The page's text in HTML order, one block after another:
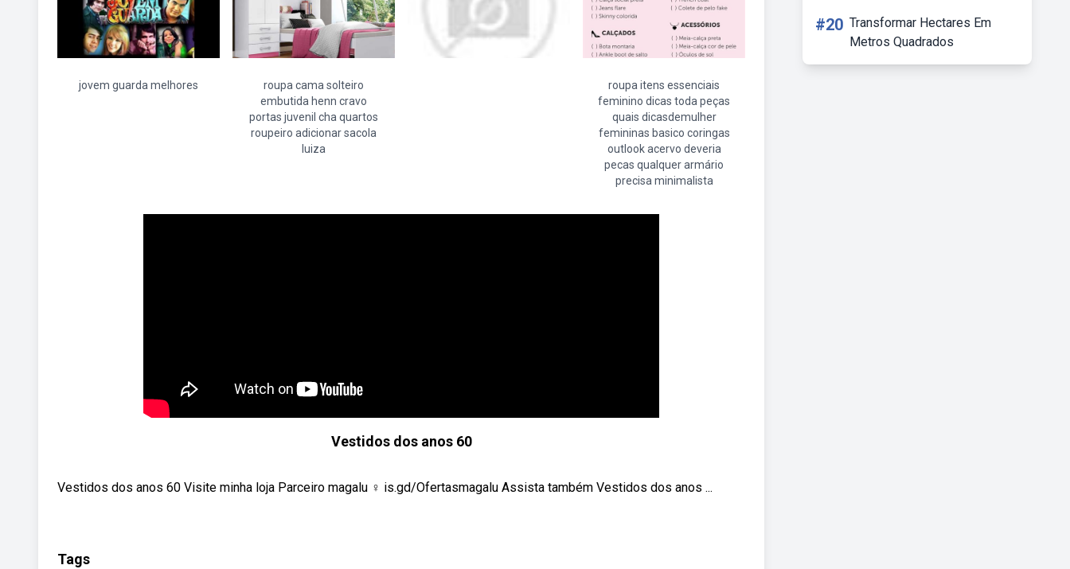
jovem guarda melhores
roupa cama solteiro
embutida henn cravo
portas juvenil cha quartos
roupeiro adicionar sacola
luiza
roupa itens essenciais
feminino dicas toda peças
quais dicasdemulher
femininas basico coringas
outlook acervo deveria
pecas qualquer armário
precisa minimalista
Vestidos dos anos 60
Vestidos dos anos 60 Visite minha loja Parceiro magalu ‍♀️ is.gd/Ofertasmagalu Assista também Vestidos dos anos ...
Tags
#20 Transformar Hectares Em
Metros Quadrados